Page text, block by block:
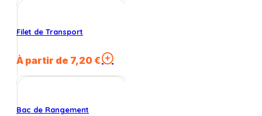
Filet de Transport
À partir de 7,20€
Ce
a
Bac de Rangement